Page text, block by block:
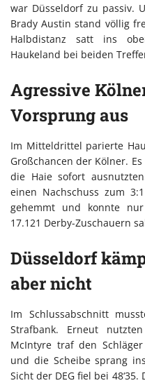
war Düsseldorf zu passiv.
Brady Austin stand völlig
Halbdistanz satt ins
Haukeland bei beiden
Agressive
Vorsprung aus
Im Mitteldrittel parierte
Großchancen der Kölner.
die Haie sofort
einen Nachschuss zum
gehemmt und konnte
17.121 Derby-Zuschauern
Düsseldorf
aber nicht
Im Schlussabschnitt
Strafbank. Erneut
McIntyre traf den
und die Scheibe sprang
Sicht der DEG fiel bei